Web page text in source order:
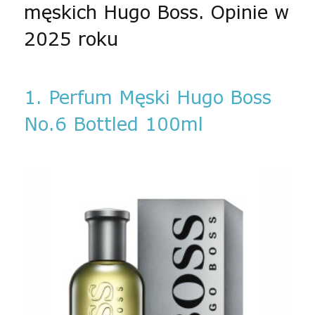
męskich Hugo Boss. Opinie w
2025 roku
1. Perfum Męski Hugo Boss
No.6 Bottled 100ml